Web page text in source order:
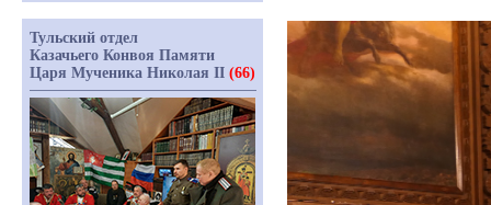
Тульский отдел
Казачьего Конвоя Памяти
Царя Мученика Николая II (66)